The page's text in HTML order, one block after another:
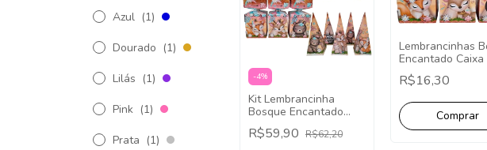
Azul (1)
Dourado (1)
Lilás (1)
Pink (1)
Prata (1)
-4%
Kit Lembrancinha
Bosque Encantado
Festa Fácil Papelaria
40 Caixinhas.
R$59,90 R$62,20
Lembrancinhas
Encantado Caixa
Bala - Pct com 10
Unidades.
R$16,30